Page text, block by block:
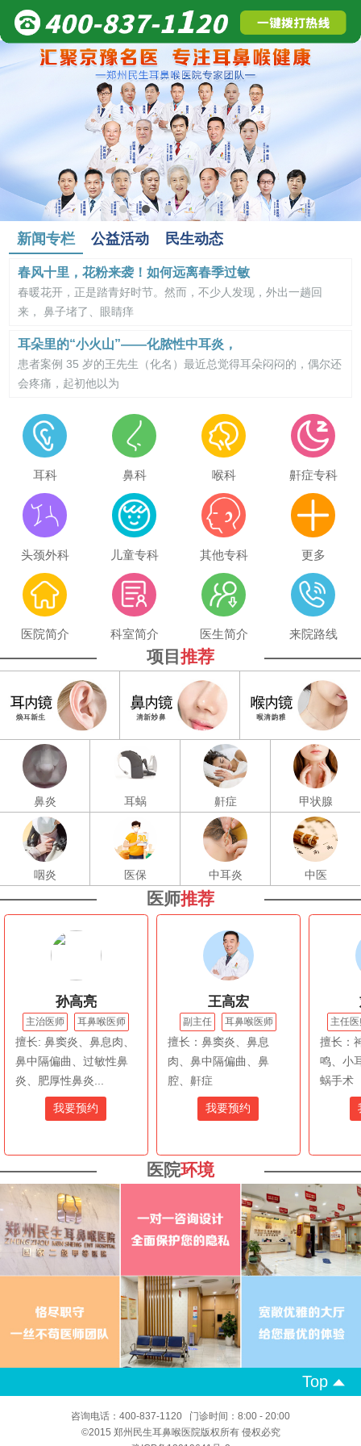
新闻专栏 公益活动 民生动态
春风十里，花粉来袭！如何远离春季过敏
春暖花开，正是踏青好时节。然而，不少人发现，外出一趟回
来， 鼻子堵了、眼睛痒
耳朵里的“小火山”——化脓性中耳炎，
患者案例 35 岁的王先生（化名）最近总觉得耳朵闷闷的，偶尔还
会疼痛，起初他以为
耳科 鼻科 喉科 鼾症专科
头颈外科 儿童专科 其他专科 更多
医院简介 科室简介 医生简介 来院路线
项目 推荐
鼻炎 耳蜗 鼾症 甲状腺
咽炎 医保 中耳炎 中医
医师推荐
孙高亮
主治医师 耳鼻喉医师
擅长: 鼻窦炎、鼻息肉、
鼻中隔偏曲、过敏性鼻
炎、肥厚性鼻炎...
我要预约
王高宏
副主任 耳鼻喉医师
擅长：鼻窦炎、鼻息
肉、鼻中隔偏曲、鼻
腔、鼾症
我要预约
主任
擅长：
鸣、小
蜗手术
医院环境
Top
咨询电话：400-837-1120 门诊时间：8:00 - 20:00
©2015 郑州民生耳鼻喉医院版权所有 侵权必究